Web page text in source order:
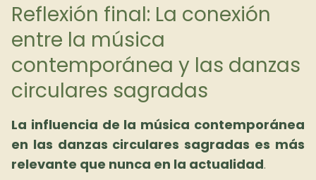
Reflexión final: La conexión
entre la música
contemporánea y las danzas
circulares sagradas
La influencia de la música contemporánea
en las danzas circulares sagradas es más
relevante que nunca en la actualidad.